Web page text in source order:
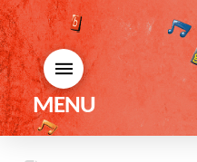
MENU